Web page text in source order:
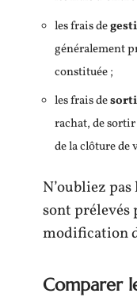
les frais de
généralement
constituée ;
les frais de
rachat, de sortir
de la clôture de
N’oubliez pas
sont prélevés
modification
Comparer